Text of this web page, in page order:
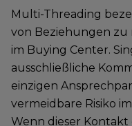
Multi-Threading
von Beziehungen zu
im Buying Center.
ausschließliche
einzigen
vermeidbare Risiko
Wenn dieser